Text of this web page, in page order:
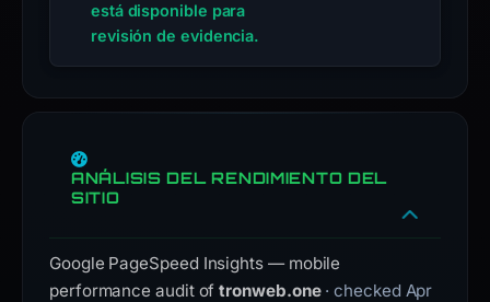
está disponible para
revisión de evidencia.
ANÁLISIS DEL RENDIMIENTO DEL
SITIO
Google PageSpeed Insights — mobile
performance audit oftronweb.one · checked Apr